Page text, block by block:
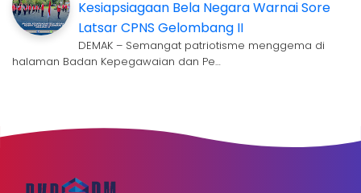
Kesiapsiagaan Bela Negara Warnai Sore
Latsar CPNS Gelombang II
DEMAK – Semangat patriotisme menggema di
halaman Badan Kepegawaian dan Pe…